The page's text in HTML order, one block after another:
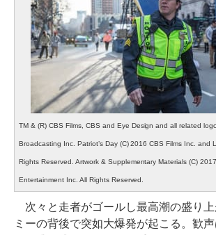
TM & (R) CBS Films, CBS and Eye Design and all related
Broadcasting Inc. Patriot’s Day (C) 2016 CBS Films Inc. and
Rights Reserved. Artwork & Supplementary Materials (C)
Entertainment Inc. All Rights Reserved.
次々と走者がゴールし最高潮の盛り上
ミーの背後で突如大爆発が起こる。歓